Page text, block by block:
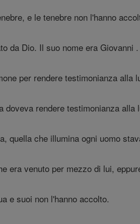
e le tenebre non l'hanno
da Dio. Il suo nome era Giovanni .
per rendere testimonianza
doveva rendere testimonianza alla
quella che illumina ogni uomo
era venuto per mezzo di lui,
e suoi non l'hanno accolto.